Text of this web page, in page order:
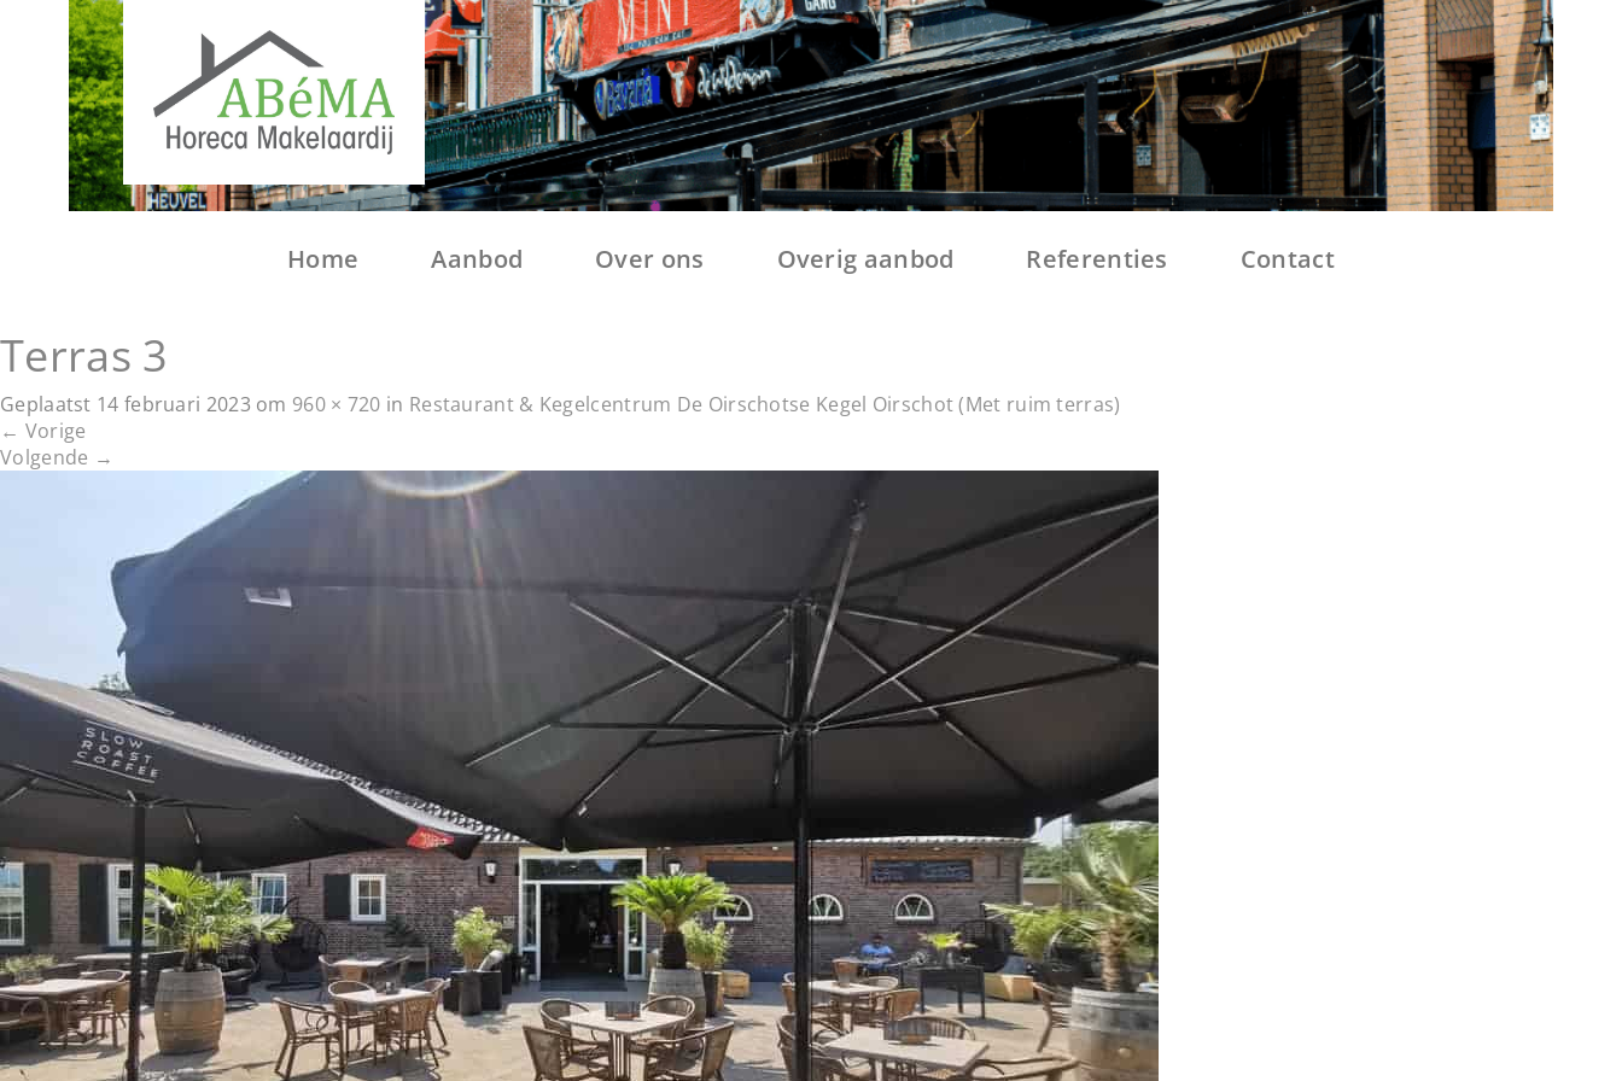
Home Aanbod Over ons Overig aanbod Referenties Contact
Terras 3
Geplaatst 14 februari 2023 om 960 × 720 in Restaurant & Kegelcentrum De Oirschotse Kegel Oirschot (Met ruim terras)
← Vorige
Volgende →